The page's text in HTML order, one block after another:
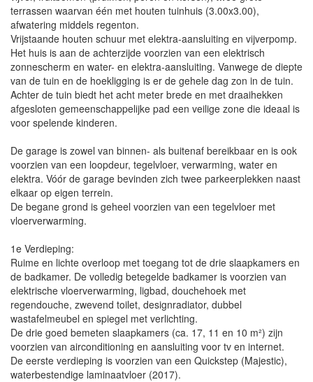
terrassen waarvan één met houten tuinhuis (3.00x3.00),
afwatering middels regenton.
Vrijstaande houten schuur met elektra-aansluiting en vijverpomp.
Het huis is aan de achterzijde voorzien van een elektrisch
zonnescherm en water- en elektra-aansluiting. Vanwege de diepte
van de tuin en de hoekligging is er de gehele dag zon in de tuin.
Achter de tuin biedt het acht meter brede en met draaihekken
afgesloten gemeenschappelijke pad een veilige zone die ideaal is
voor spelende kinderen.
De garage is zowel van binnen- als buitenaf bereikbaar en is ook
voorzien van een loopdeur, tegelvloer, verwarming, water en
elektra. Vóór de garage bevinden zich twee parkeerplekken naast
elkaar op eigen terrein.
De begane grond is geheel voorzien van een tegelvloer met
vloerverwarming.
1e Verdieping:
Ruime en lichte overloop met toegang tot de drie slaapkamers en
de badkamer. De volledig betegelde badkamer is voorzien van
elektrische vloerverwarming, ligbad, douchehoek met
regendouche, zwevend toilet, designradiator, dubbel
wastafelmeubel en spiegel met verlichting.
De drie goed bemeten slaapkamers (ca. 17, 11 en 10 m²) zijn
voorzien van airconditioning en aansluiting voor tv en internet.
De eerste verdieping is voorzien van een Quickstep (Majestic),
waterbestendige laminaatvloer (2017).